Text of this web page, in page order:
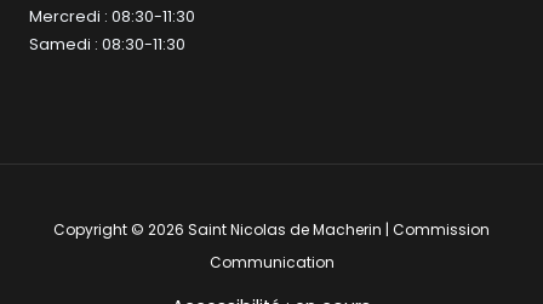
Mercredi : 08:30-11:30
Samedi : 08:30-11:30
Copyright © 2026 Saint Nicolas de Macherin | Commission
Communication